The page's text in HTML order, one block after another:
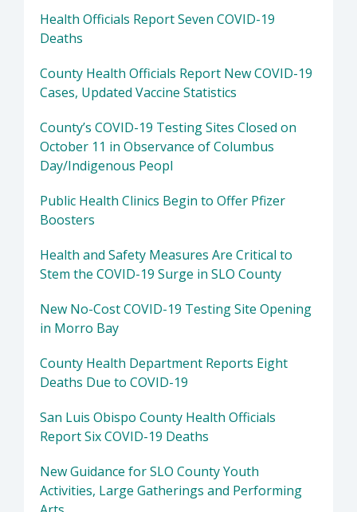
Health Officials Report Seven COVID-19
Deaths
County Health Officials Report New COVID-19
Cases, Updated Vaccine Statistics
County’s COVID-19 Testing Sites Closed on
October 11 in Observance of Columbus
Day/Indigenous Peopl
Public Health Clinics Begin to Offer Pfizer
Boosters
Health and Safety Measures Are Critical to
Stem the COVID-19 Surge in SLO County
New No-Cost COVID-19 Testing Site Opening
in Morro Bay
County Health Department Reports Eight
Deaths Due to COVID-19
San Luis Obispo County Health Officials
Report Six COVID-19 Deaths
New Guidance for SLO County Youth
Activities, Large Gatherings and Performing